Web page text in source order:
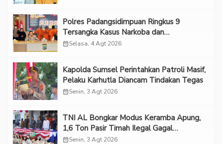
Polres Padangsidimpuan Ringkus 9
Tersangka Kasus Narkoba dan
Penganiayaan
calendar_monthSelasa, 4 Agt 2026
Kapolda Sumsel Perintahkan Patroli Masif,
Pelaku Karhutla Diancam Tindakan Tegas
calendar_monthSenin, 3 Agt 2026
TNI AL Bongkar Modus Keramba Apung,
1,6 Ton Pasir Timah Ilegal Gagal
Diselundupkan
calendar_monthSenin, 3 Agt 2026